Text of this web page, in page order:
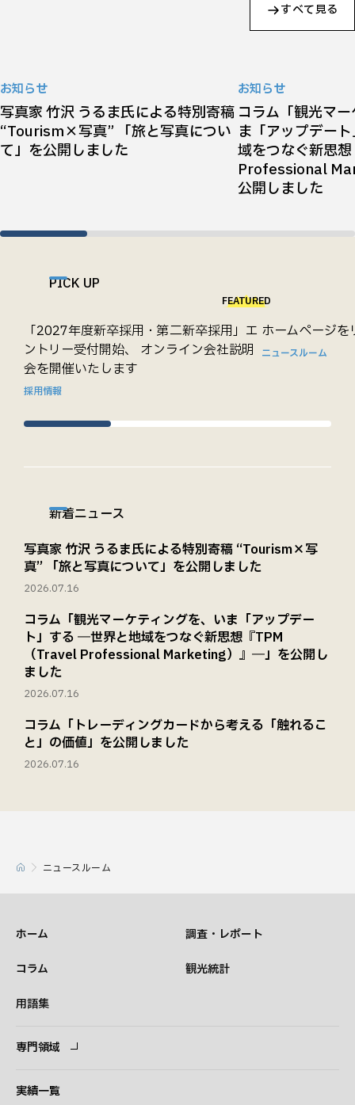
すべて見る
お知らせ
写真家 竹沢 うるま氏による特別寄稿
“Tourism×写真” 「旅と写真につい
て」を公開しました
お知らせ
コラム「観光マ
ま「アップデー
域をつなぐ新思
Professional
公開しました
PICK UP
FEATURED
「2027年度新卒採用・第二新卒採用」エ
ントリー受付開始、 オンライン会社説明
会を開催いたします
採用情報
ホームページ
ニュースルーム
新着ニュース
写真家 竹沢 うるま氏による特別寄稿 “Tourism×写
真” 「旅と写真について」を公開しました
2026.07.16
コラム「観光マーケティングを、いま「アップデー
ト」する ―世界と地域をつなぐ新思想『TPM
（Travel Professional Marketing）』―」を公開し
ました
2026.07.16
コラム「トレーディングカードから考える「触れるこ
と」の価値」を公開しました
2026.07.16
ニュースルーム
ホーム 調査・レポート
コラム 観光統計
用語集
専門領域
実績一覧